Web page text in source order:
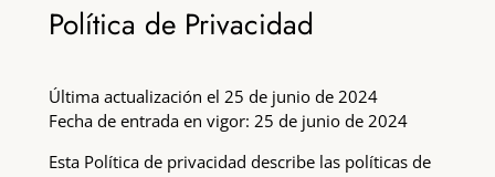
Política de Privacidad
Última actualización el 25 de junio de 2024
Fecha de entrada en vigor: 25 de junio de 2024
Esta Política de privacidad describe las políticas de